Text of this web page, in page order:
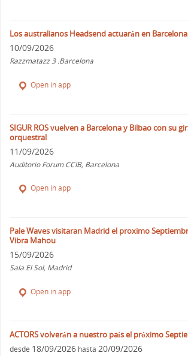
Los australianos Headsend actuarán en
10/09/2026
Razzmatazz 3 .Barcelona
Open in app
SIGUR ROS vuelven a Barcelona y Bilbao con su
orquestral
11/09/2026
Auditorio Forum CCIB, Barcelona
Open in app
Pale Waves visitaran Madrid el proximo
Vibra Mahou
15/09/2026
Sala El Sol, Madrid
Open in app
ACTORS volverán a nuestro país el próximo
desde 18/09/2026 hasta 20/09/2026